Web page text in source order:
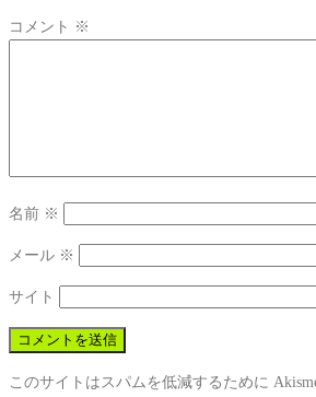
コメント ※
名前 ※
メール ※
サイト
このサイトはスパムを低減するために